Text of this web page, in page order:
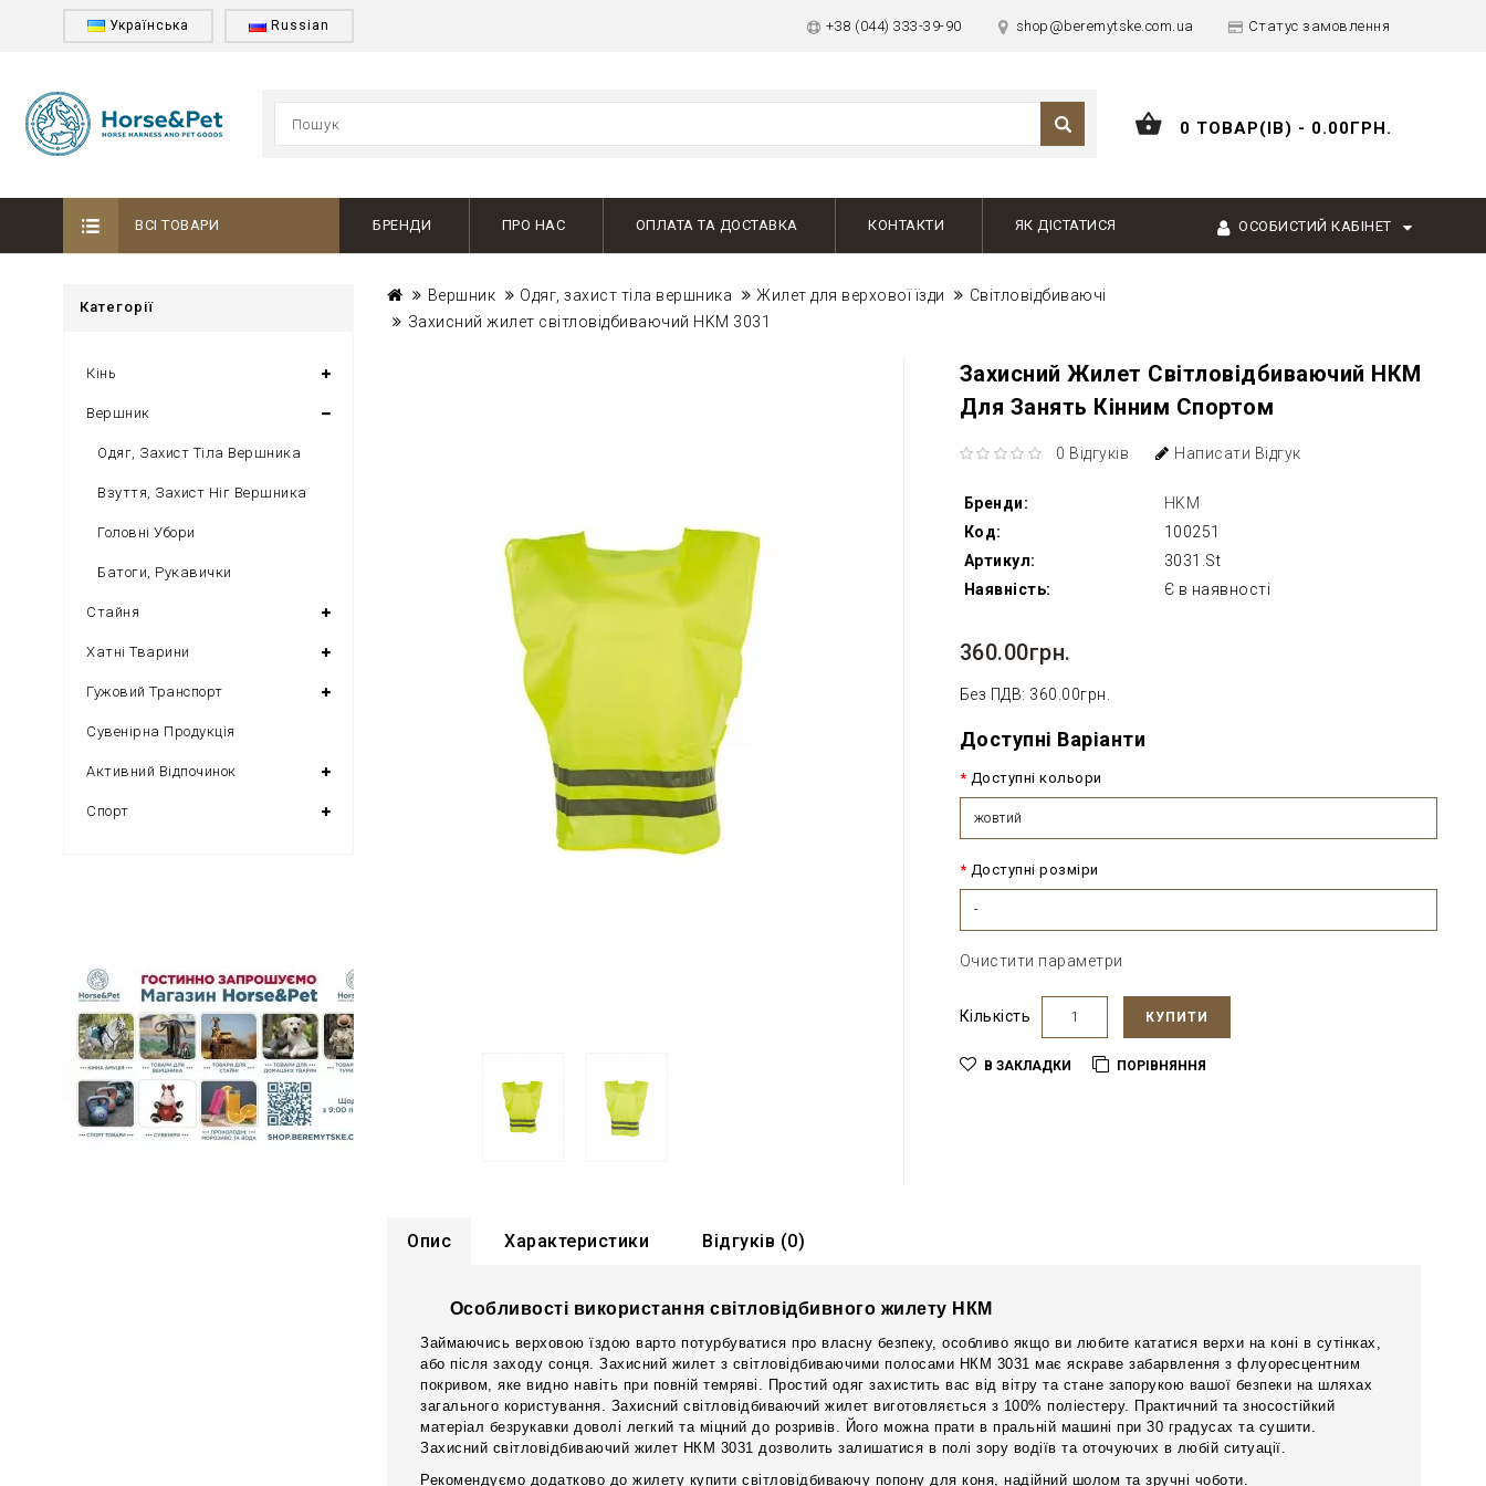
Українська Russian +38 (044) 333-39-90 shop@beremytske.com.ua Статус замовлення
0 ТОВАР(ІВ) - 0.00ГРН.
ВСІ ТОВАРИ БРЕНДИ ПРО НАС ОПЛАТА ТА ДОСТАВКА КОНТАКТИ ЯК ДІСТАТИСЯ ОСОБИСТИЙ КАБІНЕТ
Категорії
Кінь
Вершник
Одяг, Захист Тіла Вершника
Взуття, Захист Ніг Вершника
Головні Убори
Батоги, Рукавички
Стайня
Хатні Тварини
Гужовий Транспорт
Сувенірна Продукція
Активний Відпочинок
Спорт
Вершник Одяг, захист тіла вершника Жилет для верхової їзди
Світловідбиваючі
Захисний жилет світловідбиваючий HKM 3031
Захисний Жилет Світловідбиваючий НКМ
Для Занять Кінним Спортом
0 Відгуків Написати Відгук
Бренди:
HKM
Код:
100251
Артикул:
3031.St
Наявність:
Є в наявності
360.00грн.
Без ПДВ: 360.00грн.
Доступні Варіанти
Доступні кольори
жовтий
Доступні розміри
-
Очистити параметри
Кількість КУПИТИ
В ЗАКЛАДКИ ПОРІВНЯННЯ
Опис Характеристики Відгуків (0)
Особливості використання світловідбивного жилету НКМ
Займаючись верховою їздою варто потурбуватися про власну безпеку, особливо якщо ви любите кататися верхи на коні в сутінках,
або після заходу сонця. Захисний жилет з світловідбиваючими полосами НКМ 3031 має яскраве забарвлення з флуоресцентним
покривом, яке видно навіть при повній темряві. Простий одяг захистить вас від вітру та стане запорукою вашої безпеки на шляхах
загального користування. Захисний світловідбиваючий жилет виготовляється з 100% поліестеру. Практичний та зносостійкий
матеріал безрукавки доволі легкий та міцний до розривів. Його можна прати в пральній машині при 30 градусах та сушити.
Захисний світловідбиваючий жилет НКМ 3031 дозволить залишатися в полі зору водіїв та оточуючих в любій ситуації.
Рекомендуємо додатково до жилету купити світловідбиваючу попону для коня, надійний шолом та зручні чоботи.